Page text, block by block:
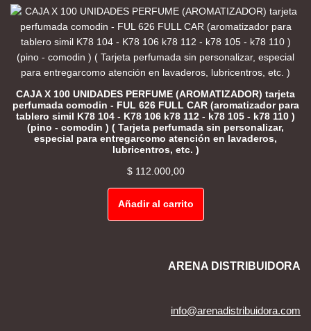
CAJA X 100 UNIDADES PERFUME (AROMATIZADOR) tarjeta
perfumada comodin - FUL 626 FULL CAR (aromatizador para
tablero simil K78 104 - K78 106 k78 112 - k78 105 - k78 110 )
(pino - comodin ) ( Tarjeta perfumada sin personalizar,
especial para entregarcomo atención en lavaderos,
lubricentros, etc. )
$112.000,00
Añadir al carrito
ARENA DISTRIBUIDORA
info@arenadistribuidora.com